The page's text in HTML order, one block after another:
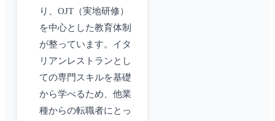
り、OJT（実地研修）
を中心とした教育体制
が整っています。イタ
リアンレストランとし
ての専門スキルを基礎
から学べるため、他業
種からの転職者にとっ